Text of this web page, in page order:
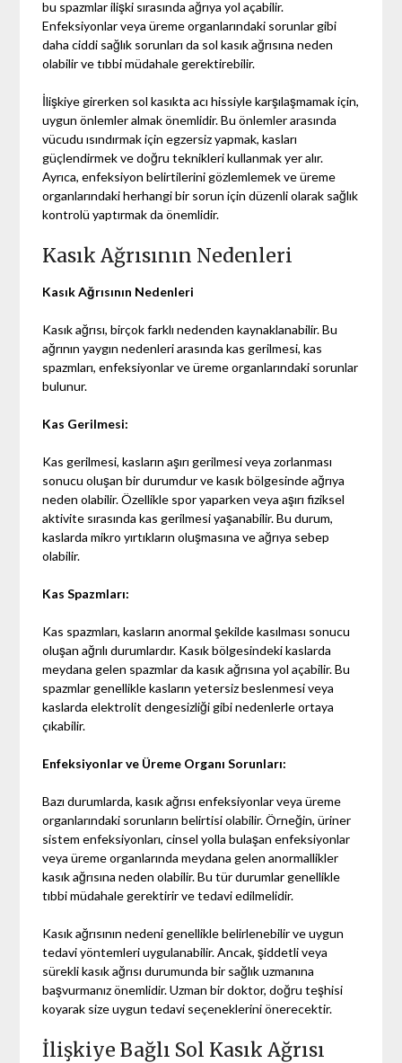
bu spazmlar ilişki sırasında ağrıya yol açabilir.
Enfeksiyonlar veya üreme organlarındaki sorunlar gibi
daha ciddi sağlık sorunları da sol kasık ağrısına neden
olabilir ve tıbbi müdahale gerektirebilir.
İlişkiye girerken sol kasıkta acı hissiyle karşılaşmamak için,
uygun önlemler almak önemlidir. Bu önlemler arasında
vücudu ısındırmak için egzersiz yapmak, kasları
güçlendirmek ve doğru teknikleri kullanmak yer alır.
Ayrıca, enfeksiyon belirtilerini gözlemlemek ve üreme
organlarındaki herhangi bir sorun için düzenli olarak sağlık
kontrolü yaptırmak da önemlidir.
Kasık Ağrısının Nedenleri
Kasık Ağrısının Nedenleri
Kasık ağrısı, birçok farklı nedenden kaynaklanabilir. Bu
ağrının yaygın nedenleri arasında kas gerilmesi, kas
spazmları, enfeksiyonlar ve üreme organlarındaki sorunlar
bulunur.
Kas Gerilmesi:
Kas gerilmesi, kasların aşırı gerilmesi veya zorlanması
sonucu oluşan bir durumdur ve kasık bölgesinde ağrıya
neden olabilir. Özellikle spor yaparken veya aşırı fiziksel
aktivite sırasında kas gerilmesi yaşanabilir. Bu durum,
kaslarda mikro yırtıkların oluşmasına ve ağrıya sebep
olabilir.
Kas Spazmları:
Kas spazmları, kasların anormal şekilde kasılması sonucu
oluşan ağrılı durumlardır. Kasık bölgesindeki kaslarda
meydana gelen spazmlar da kasık ağrısına yol açabilir. Bu
spazmlar genellikle kasların yetersiz beslenmesi veya
kaslarda elektrolit dengesizliği gibi nedenlerle ortaya
çıkabilir.
Enfeksiyonlar ve Üreme Organı Sorunları:
Bazı durumlarda, kasık ağrısı enfeksiyonlar veya üreme
organlarındaki sorunların belirtisi olabilir. Örneğin, üriner
sistem enfeksiyonları, cinsel yolla bulaşan enfeksiyonlar
veya üreme organlarında meydana gelen anormallikler
kasık ağrısına neden olabilir. Bu tür durumlar genellikle
tıbbi müdahale gerektirir ve tedavi edilmelidir.
Kasık ağrısının nedeni genellikle belirlenebilir ve uygun
tedavi yöntemleri uygulanabilir. Ancak, şiddetli veya
sürekli kasık ağrısı durumunda bir sağlık uzmanına
başvurmanız önemlidir. Uzman bir doktor, doğru teşhisi
koyarak size uygun tedavi seçeneklerini önerecektir.
İlişkiye Bağlı Sol Kasık Ağrısı